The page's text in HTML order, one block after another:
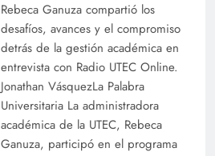
Rebeca Ganuza compartió los
desafíos, avances y el compromiso
detrás de la gestión académica en
entrevista con Radio UTEC Online.
Jonathan VásquezLa Palabra
Universitaria La administradora
académica de la UTEC, Rebeca
Ganuza, participó en el programa